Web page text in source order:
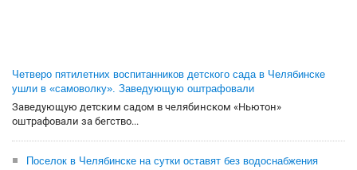
Четверо пятилетних воспитанников детского сада в Челябинске
ушли в «самоволку». Заведующую оштрафовали
Заведующую детским садом в челябинском «Ньютон»
оштрафовали за бегство...
Поселок в Челябинске на сутки оставят без водоснабжения